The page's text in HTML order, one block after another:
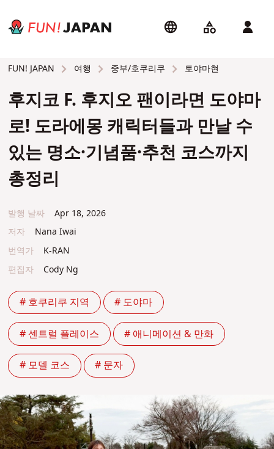
FUN! JAPAN 여행 중부/호쿠리쿠 토야마현
후지코 F. 후지오 팬이라면 도야마
로! 도라에몽 캐릭터들과 만날 수
있는 명소·기념품·추천 코스까지
총정리
발행 날짜
Apr 18, 2026
저자
Nana Iwai
번역가
K-RAN
편집자
Cody Ng
# 호쿠리쿠 지역 # 도야마
# 센트럴 플레이스 # 애니메이션 & 만화
# 모델 코스 # 문자